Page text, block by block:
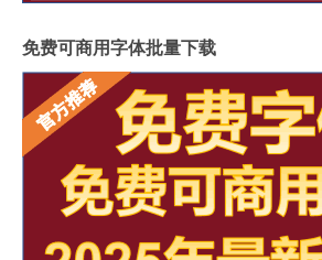
免费可商用字体批量下载